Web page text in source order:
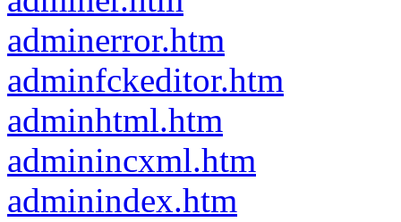
adminerror.htm
adminfckeditor.htm
adminhtml.htm
adminincxml.htm
adminindex.htm